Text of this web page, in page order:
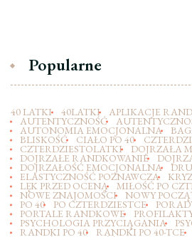
Popularne
40 LATKI 40LATKI APLIKACJE
AUTENTYCZNOŚĆ
AUTONOMIA EMOCJONALNA
BLISKOŚĆ CIAŁO PO 40
CZTERDZIESTOLATKI DOJRZAŁA
DOJRZAŁE RANDKOWANIE
DOJRZAŁOŚĆ EMOCJONALNA
ELASTYCZNOŚĆ POZNAWCZA
LĘK PRZED OCENĄ MIŁOŚĆ PO
NOWE ZNAJOMOŚCI NOWY
PO 40 PO CZTERDZIESTCE
PORTALE RANDKOWE
PSYCHOLOGIA PRZYCIĄGANIA
RANDKI PO 40 RANDKI PO 40-TCE